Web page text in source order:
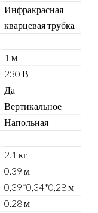
Инфракрасная
кварцевая трубка
1 м
230 В
Да
Вертикальное
Напольная
2.1 кг
0.39 м
0,39*0,34*0,28 м
0.28 м